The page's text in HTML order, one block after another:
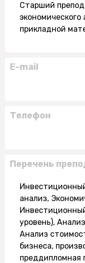
Старший
прикладной
E-mail
Телефон
Перечень
анализ,
уровень),
Анализ
бизнеса,
преддипломная